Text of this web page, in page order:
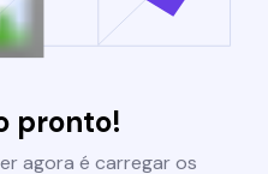
pronto!
agora é carregar os